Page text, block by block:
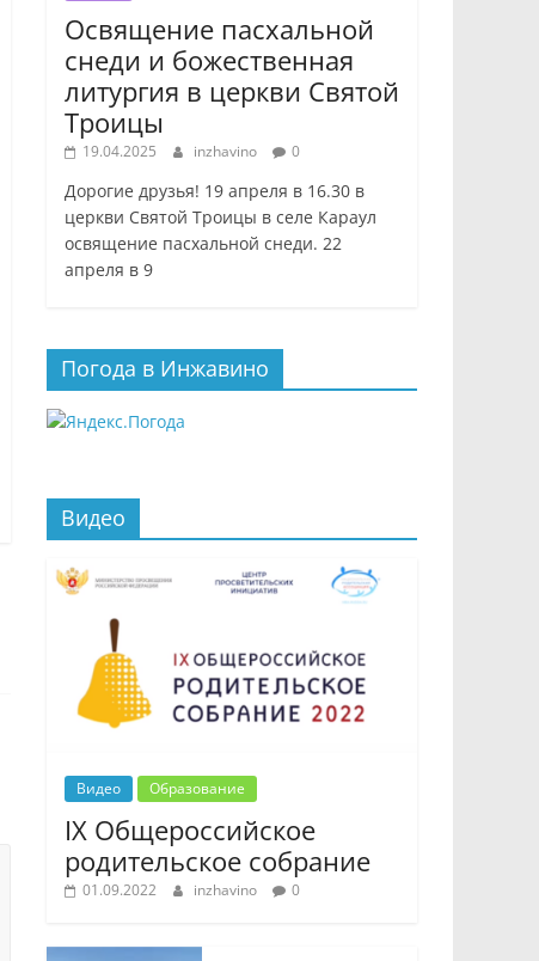
Освящение пасхальной
снеди и божественная
литургия в церкви Святой
Троицы
19.04.2025 inzhavino 0
Дорогие друзья! 19 апреля в 16.30 в
церкви Святой Троицы в селе Караул
освящение пасхальной снеди. 22
апреля в 9
Погода в Инжавино
Видео
Видео Образование
IX Общероссийское
родительское собрание
01.09.2022 inzhavino 0